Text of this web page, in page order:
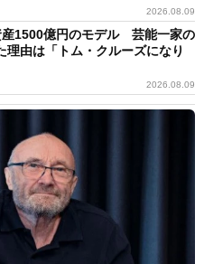
2026.08.09
産1500億円のモデル 芸能一家の
理由は「トム・クルーズになり
2026.08.09